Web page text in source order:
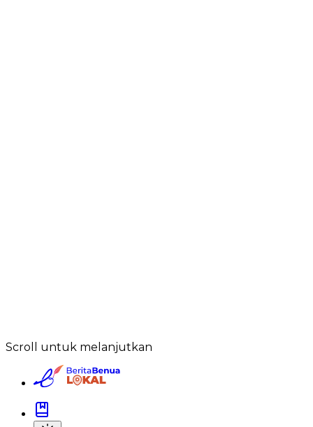
Scroll untuk melanjutkan